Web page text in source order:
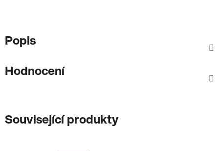
Popis
Hodnocení
Související produkty